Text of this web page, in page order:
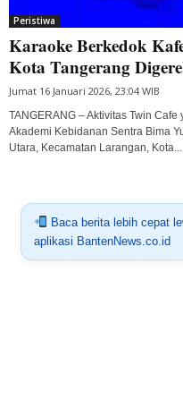
Peristiwa
Karaoke Berkedok
Kota Tangerang
Jumat 16 Januari 2026, 23:04 WIB
TANGERANG – Aktivitas Twin
Akademi Kebidanan Sentra Bima
Utara, Kecamatan Larangan, Kota...
Baca berita lebih cepat
aplikasi BantenNews.co.id